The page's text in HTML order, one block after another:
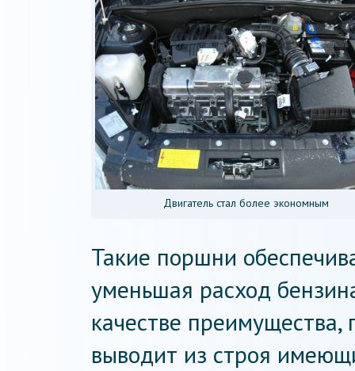
Двигатель стал более экономным
Такие поршни
уменьшая расход
качестве преимущества,
выводит из строя